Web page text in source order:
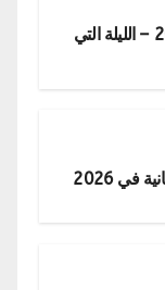
نصف نهائي أمم أفريقيا 2026 – الليلة التي
في 2026